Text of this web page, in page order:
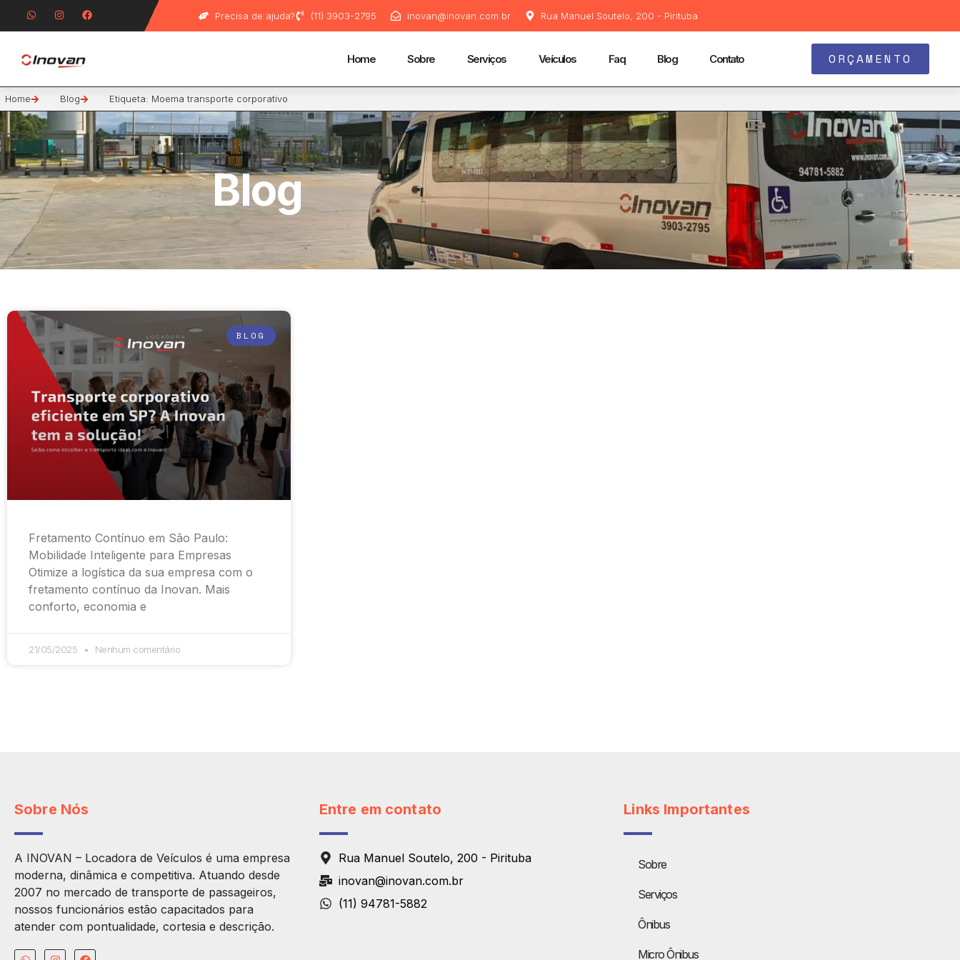
Precisa de ajuda? (11) 3903-2795 inovan@inovan.com.br Rua Manuel Soutelo, 200 - Pirituba
Home Sobre Serviços Veículos Faq Blog Contato ORÇAMENTO
Home Blog Etiqueta: Moema transporte corporativo
Blog
BLOG
Fretamento Contínuo em São Paulo:
Mobilidade Inteligente para Empresas
Otimize a logística da sua empresa com o
fretamento contínuo da Inovan. Mais
conforto, economia e
21/05/2025 Nenhum comentário
Sobre Nós
A INOVAN – Locadora de Veículos é uma empresa
moderna, dinâmica e competitiva. Atuando desde
2007 no mercado de transporte de passageiros,
nossos funcionários estão capacitados para
atender com pontualidade, cortesia e descrição.
Entre em contato
Rua Manuel Soutelo, 200 - Pirituba
inovan@inovan.com.br
(11) 94781-5882
Links Importantes
Sobre
Serviços
Ônibus
Micro Ônibus